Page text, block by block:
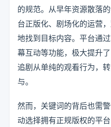
的规范。从早年资源散落
台正版化、剧场化的运营
地找到目标内容。平台通
幕互动等功能，极大提升
追剧从单纯的观看行为，
与。
然而，关键词的背后也需
动选择拥有正规版权的平